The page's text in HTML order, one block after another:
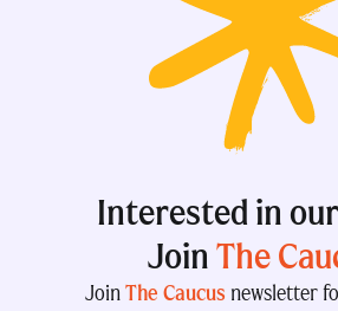
Interested in
JoinThe
JoinThe Caucus newsletter